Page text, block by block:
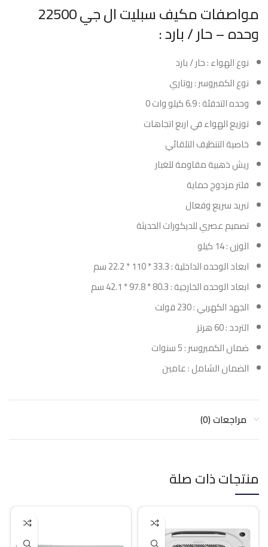
مواصفات مكيف سبليت ال جي 22500
وحده – حار / بارد :
نوع الهواء : حار / بارد
نوع الكمبروسر : روتاري
وحده التدفئة : 6.9 كيلو وات 0
توزيع الهواء في اربع اتجاهات
خاصية التنظيف التلقائي
ريش ذهبية مقاومة للغبار
فلتر مزدوج حماية
تبريد سريع وفعال
تصميم عصري للديكورات الحديثة
الوزن : 14 كيلو
ابعاد الوحده الداخلية : 33.3 * 110 * 22.2 سم
ابعاد الوحده الخارجية : 80.3 * 97.8 * 42.1 سم
الجهد الكهربي : 230 فولت
التردد : 60 هرتز
ضمان الكمبروسر : 5 سنوات
الضمان الشامل : عامين
مراجعات (0)
منتجات ذات صلة